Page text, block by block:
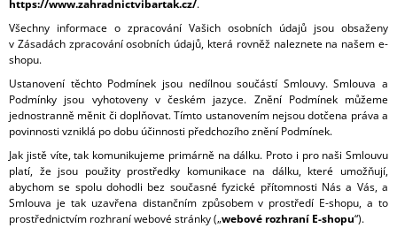
https://www.zahradnictvibartak.cz/.
Všechny informace o zpracování Vašich osobních údajů jsou obsaženy
v Zásadách zpracování osobních údajů, která rovněž naleznete na našem e-
shopu.
Ustanovení těchto Podmínek jsou nedílnou součástí Smlouvy. Smlouva a
Podmínky jsou vyhotoveny v českém jazyce. Znění Podmínek můžeme
jednostranně měnit či doplňovat. Tímto ustanovením nejsou dotčena práva a
povinnosti vzniklá po dobu účinnosti předchozího znění Podmínek.
Jak jistě víte, tak komunikujeme primárně na dálku. Proto i pro naši Smlouvu
platí, že jsou použity prostředky komunikace na dálku, které umožňují,
abychom se spolu dohodli bez současné fyzické přítomnosti Nás a Vás, a
Smlouva je tak uzavřena distančním způsobem v prostředí E-shopu, a to
prostřednictvím rozhraní webové stránky („webové rozhraní E-shopu“).
J
Í
T
?
HLEDAT